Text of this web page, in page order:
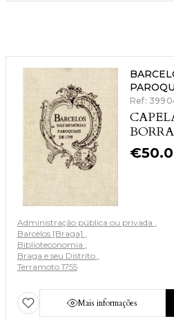
Ref:
€
Administração pública ou privada
Barcelos [Braga]
Biblioteconomia
Braga e seu Distrito
Terramoto 1755
Mais informações